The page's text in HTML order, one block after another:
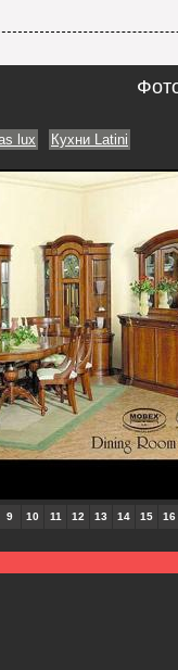
lux Кухни Latini
9 10 11 12 13 14 15 16